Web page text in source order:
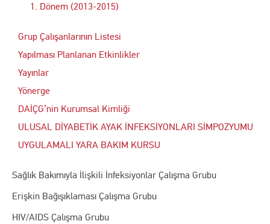
1. Dönem (2013-2015)
Grup Çalışanlarının Listesi
Yapılması Planlanan Etkinlikler
Yayınlar
Yönerge
DAİÇG’nin Kurumsal Kimliği
ULUSAL DİYABETİK AYAK İNFEKSİYONLARI SİMPOZYUMU
UYGULAMALI YARA BAKIM KURSU
Sağlık Bakımıyla İlişkili İnfeksiyonlar Çalışma Grubu
Erişkin Bağışıklaması Çalışma Grubu
HIV/AIDS Çalışma Grubu